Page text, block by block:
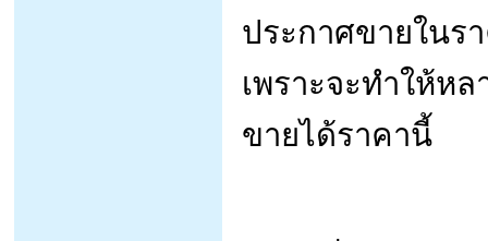
ประกาศขายในร
เพราะจะทำให้ห
ขายได้ราคานี้